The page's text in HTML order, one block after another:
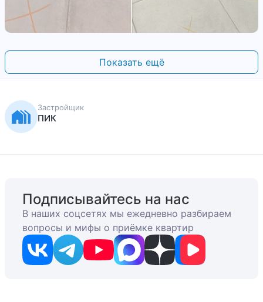
Показать ещё
Застройщик
ПИК
Подписывайтесь на нас
В наших соцсетях мы ежедневно разбираем
вопросы и мифы о приёмке квартир